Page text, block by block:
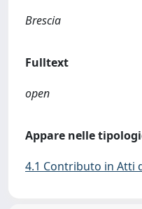
Brescia
Fulltext
open
Appare nelle
4.1 Contributo in Atti